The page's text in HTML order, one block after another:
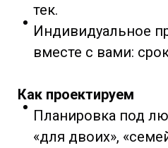
тек.
Индивидуальное
вместе с вами:
Как проектируем
Планировка под
«для двоих»,